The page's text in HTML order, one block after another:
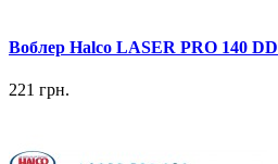
Воблер Halco LASER PRO 140 DD
221 грн.